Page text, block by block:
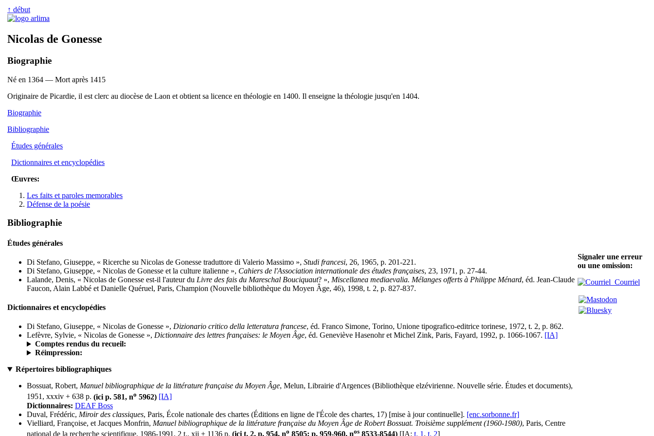
↑ début
Nicolas de Gonesse
Biographie
Né en 1364 — Mort après 1415
Originaire de Picardie, il est clerc au diocèse de Laon et obtient sa licence en théologie en 1400. Il enseigne la théologie jusqu'en 1404.
Biographie
Bibliographie
Études générales
Dictionnaires et encyclopédies
Œuvres:
Les faits et paroles memorables
Défense de la poésie
Bibliographie
Études générales
Di Stefano, Giuseppe, « Ricerche su Nicolas de Gonesse traduttore di Valerio Massimo », Studi francesi, 26, 1965, p. 201-221.
Di Stefano, Giuseppe, « Nicolas de Gonesse et la culture italienne », Cahiers de l'Association internationale des études françaises, 23, 1971, p. 27-44.
Lalande, Denis, « Nicolas de Gonesse est-il l'auteur du Livre des fais du Mareschal Bouciquaut? », Miscellanea mediaevalia. Mélanges offerts à Philippe Ménard, éd. Jean-Claude
Faucon, Alain Labbé et Danielle Quéruel, Paris, Champion (Nouvelle bibliothèque du Moyen Âge, 46), 1998, t. 2, p. 827-837.
Dictionnaires et encyclopédies
Di Stefano, Giuseppe, « Nicolas de Gonesse », Dizionario critico della letteratura francese, éd. Franco Simone, Torino, Unione tipografico-editrice torinese, 1972, t. 2, p. 862.
Lefèvre, Sylvie, « Nicolas de Gonesse », Dictionnaire des lettres françaises: le Moyen Âge, éd. Geneviève Hasenohr et Michel Zink, Paris, Fayard, 1992, p. 1066-1067. [IA]
Comptes rendus du recueil:
Réimpression:
Répertoires bibliographiques
Bossuat, Robert, Manuel bibliographique de la littérature française du Moyen Âge, Melun, Librairie d'Argences (Bibliothèque elzévirienne. Nouvelle série. Études et documents),
1951, xxxiv + 638 p. (ici p. 581, no 5962) [IA]
Dictionnaires: DEAF Boss
Duval, Frédéric, Miroir des classiques, Paris, École nationale des chartes (Éditions en ligne de l'École des chartes, 17) [mise à jour continuelle]. [enc.sorbonne.fr]
Vielliard, Françoise, et Jacques Monfrin, Manuel bibliographique de la littérature française du Moyen Âge de Robert Bossuat. Troisième supplément (1960-1980), Paris, Centre
national de la recherche scientifique, 1986-1991, 2 t., xii + 1136 p. (ici t. 2, p. 954, no 8505; p. 959-960, nos 8533-8544) [IA: t. 1 , t. 2]
Signaler une erreur
ou une omission:
Courriel